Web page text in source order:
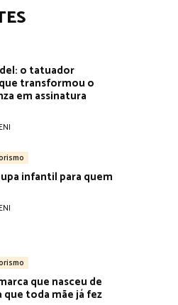
o tatuador
transformou o
em assinatura
infantil para quem
que nasceu de
que toda mãe já fez